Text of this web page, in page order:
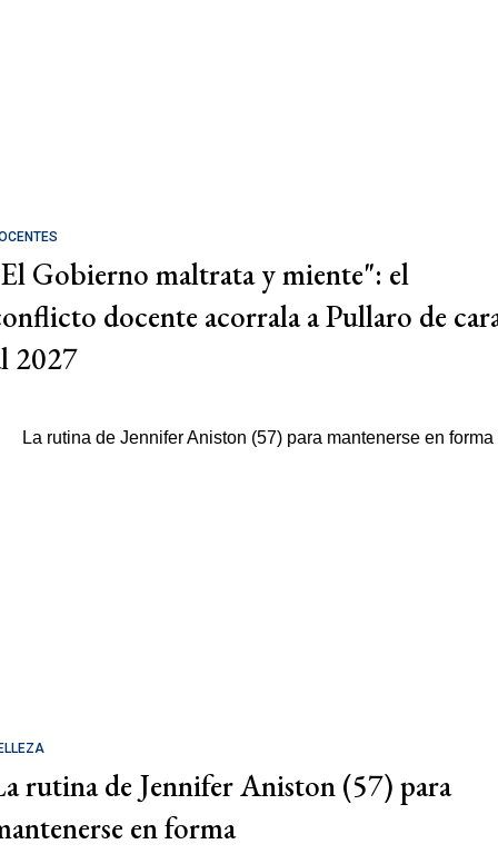
Gobierno maltrata y miente": el
docente acorrala a Pullaro de
2027
rutina de Jennifer Aniston (57) para
en forma